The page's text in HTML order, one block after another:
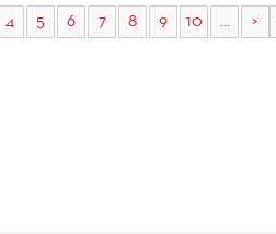
4 5 6 7 8 9 10 ... >